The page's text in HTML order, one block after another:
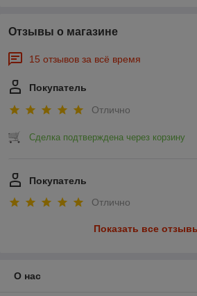
Отзывы о магазине
15 отзывов за всё время
Покупатель
Отлично
Сделка подтверждена через корзину
Покупатель
Отлично
Показать все
О нас